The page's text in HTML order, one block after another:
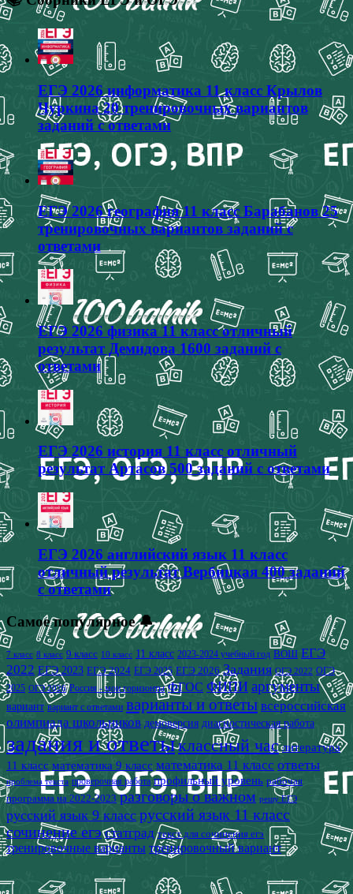
ЕГЭ 2026 информатика 11 класс Крылов
Чуркина 20 тренировочных вариантов
заданий с ответами
ЕГЭ 2026 география 11 класс Барабанов 25
тренировочных вариантов заданий с
ответами
ЕГЭ 2026 физика 11 класс отличный
результат Демидова 1600 заданий с
ответами
ЕГЭ 2026 история 11 класс отличный
результат Артасов 500 заданий с ответами
ЕГЭ 2026 английский язык 11 класс
отличный результат Вербицкая 400 заданий
с ответами
Самое популярное 🔔
7 класс 8 класс 9 класс 10 класс 11 класс 2023-2024 учебный год ВОШ ЕГЭ
2022 ЕГЭ 2023 ЕГЭ 2024 ЕГЭ 2025 ЕГЭ 2026 Задания ОГЭ 2022 ОГЭ
2025 ОГЭ 2026 Россия - мои горизонты ФГОС ФИПИ аргументы
вариант вариант с ответами варианты и ответы всероссийская
олимпиада школьников демоверсия диагностическая работа
задания и ответыклассный час литература
11 класс математика 9 класс математика 11 класс ответы
проблема текста проверочная работа профильный уровень рабочая
программа на 2022-2023 разговоры о важном решу ЕГЭ
русский язык 9 класс русский язык 11 класс
сочинение егэ статград текст для сочинения егэ
тренировочные варианты тренировочный вариант